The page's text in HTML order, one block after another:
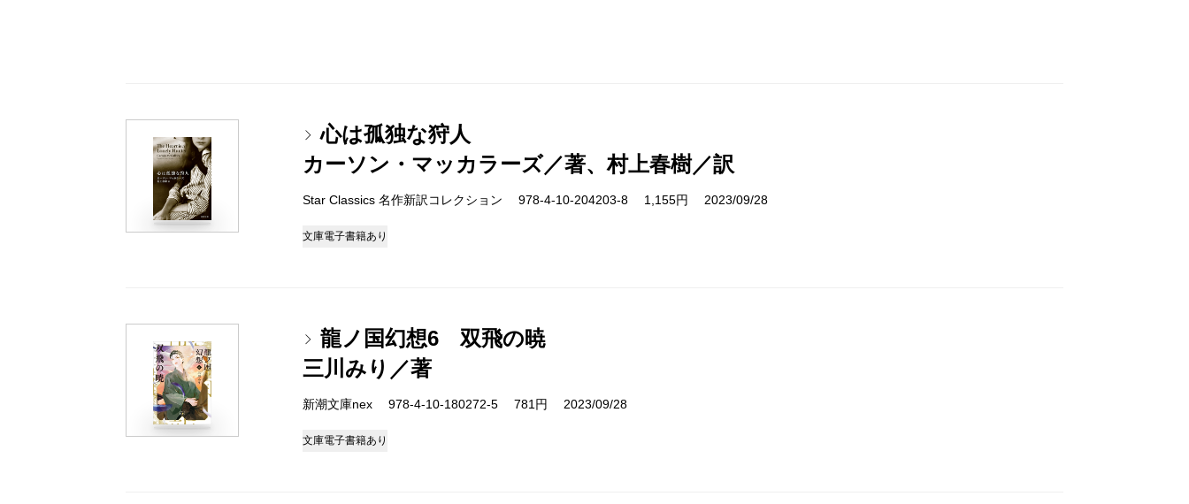
心は孤独な狩人
カーソン・マッカラーズ／著、村上春樹／訳
Star Classics 名作新訳コレクション 978-4-10-204203-8 1,155円 2023/09/28
文庫電子書籍あり
龍ノ国幻想6 双飛の暁
三川みり／著
新潮文庫nex 978-4-10-180272-5 781円 2023/09/28
文庫電子書籍あり